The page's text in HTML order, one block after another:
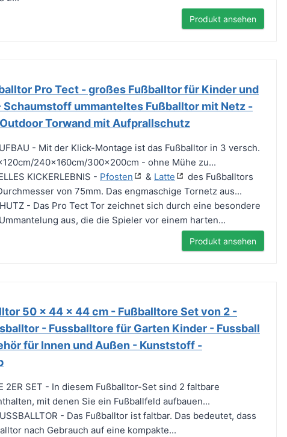
Produkt ansehen
Pro Tect - großes Fußballtor für Kinder und
Schaumstoff ummanteltes Fußballtor mit Netz -
Torwand mit Aufprallschutz
- Mit der Klick-Montage ist das Fußballtor in 3 versch.
240x160cm/300x200cm - ohne Mühe zu...
KICKERLEBNIS - Pfosten & Latte
des Fußballtors
von 75mm. Das engmaschige Tornetz aus...
- Das Pro Tect Tor zeichnet sich durch eine besondere
aus, die die Spieler vor einem harten...
Produkt ansehen
50 x 44 x 44 cm - Fußballtore Set von 2 -
- Fussballtore für Garten Kinder - Fussball
für Innen und Außen - Kunststoff -
2ER SET - In diesem Fußballtor-Set sind 2 faltbare
mit denen Sie ein Fußballfeld aufbauen...
- Das Fußballtor ist faltbar. Das bedeutet, dass
nach Gebrauch auf eine kompakte...